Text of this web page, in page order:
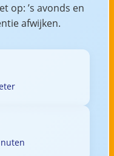
op: ’s avonds en
afwijken.